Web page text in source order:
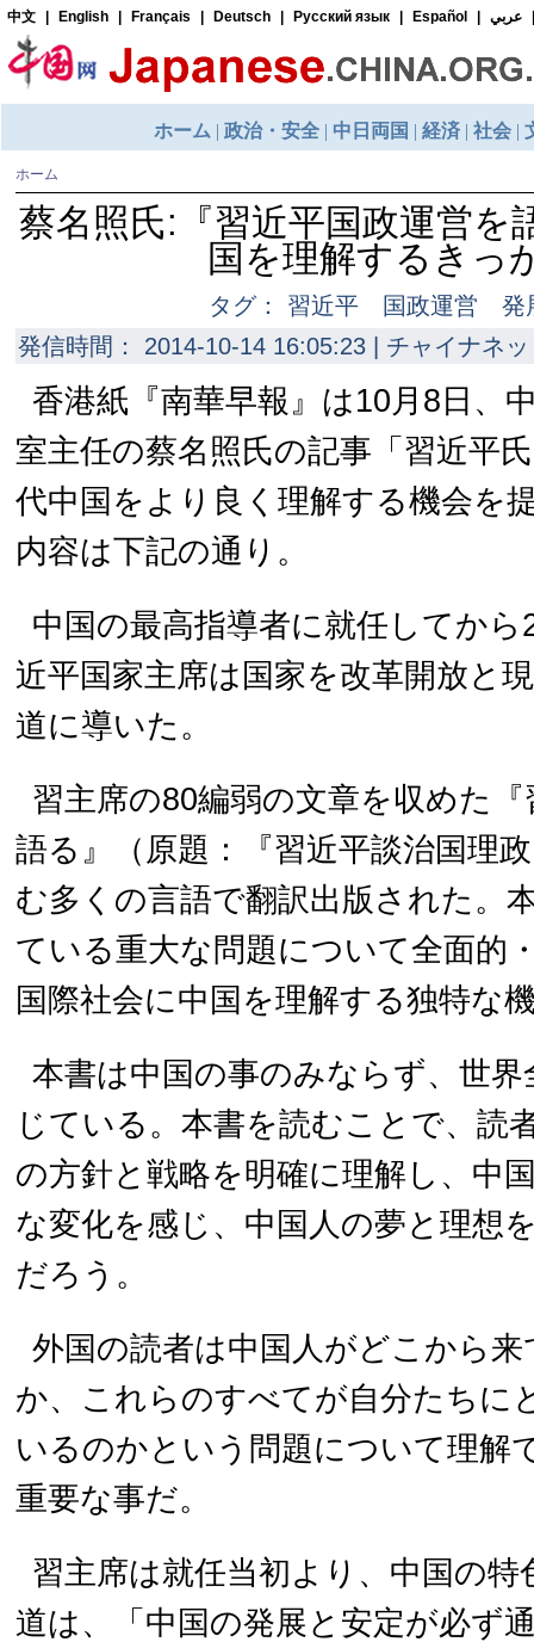
ホーム
蔡名照氏:『習近平国政運営を
国を理解するきっ
タグ： 習近平 国政運営 発
発信時間： 2014-10-14 16:05:23 | チャイナネ
香港紙『南華早報』は10月8日、
室主任の蔡名照氏の記事「習近平
代中国をより良く理解する機会を
内容は下記の通り。
中国の最高指導者に就任してか
近平国家主席は国家を改革開放と
道に導いた。
習主席の80編弱の文章を収めた
語る』（原題：『習近平談治国理
む多くの言語で翻訳出版された。
ている重大な問題について全面的
国際社会に中国を理解する独特な
本書は中国の事のみならず、世
じている。本書を読むことで、読
の方針と戦略を明確に理解し、中
な変化を感じ、中国人の夢と理想
だろう。
外国の読者は中国人がどこから
か、これらのすべてが自分たちに
いるのかという問題について理解
重要な事だ。
習主席は就任当初より、中国の特
道は、「中国の発展と安定が必ず